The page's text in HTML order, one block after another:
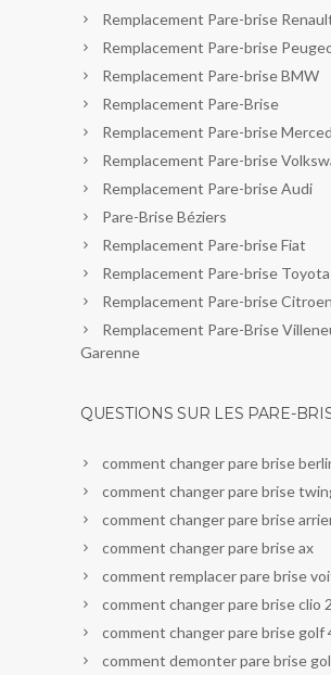
Remplacement Pare-brise
Remplacement Pare-brise
Remplacement Pare-brise BMW
Remplacement Pare-Brise
Remplacement Pare-brise
Remplacement Pare-brise
Remplacement Pare-brise Audi
Pare-Brise Béziers
Remplacement Pare-brise Fiat
Remplacement Pare-brise Toyota
Remplacement Pare-brise Citroen
Remplacement Pare-Brise
Garenne
QUESTIONS SUR LES PARE-
comment changer pare brise
comment changer pare brise
comment changer pare brise
comment changer pare brise ax
comment remplacer pare brise
comment changer pare brise clio 2
comment changer pare brise golf
comment demonter pare brise